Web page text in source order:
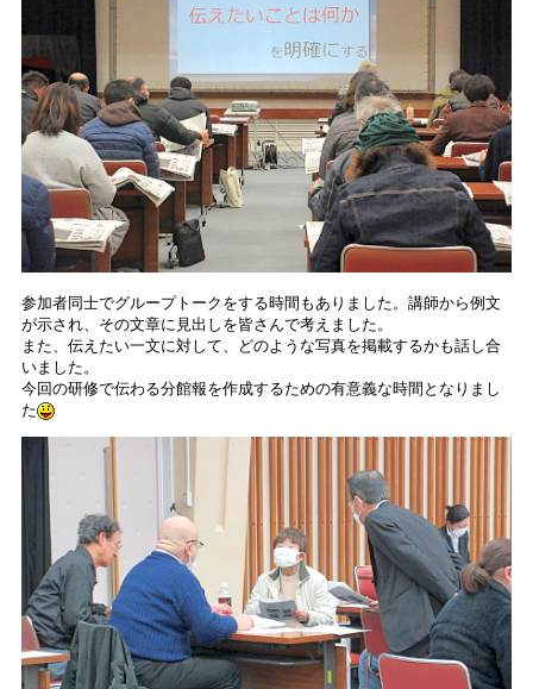
参加者同士でグループトークをする時間もありました。講師から例文
が示され、その文章に見出しを皆さんで考えました。
また、伝えたい一文に対して、どのような写真を掲載するかも話し合
いました。
今回の研修で伝わる分館報を作成するための有意義な時間となりまし
た